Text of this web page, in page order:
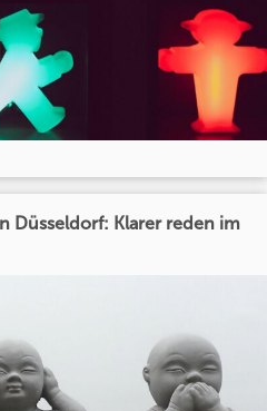
Düsseldorf: Klarer reden im